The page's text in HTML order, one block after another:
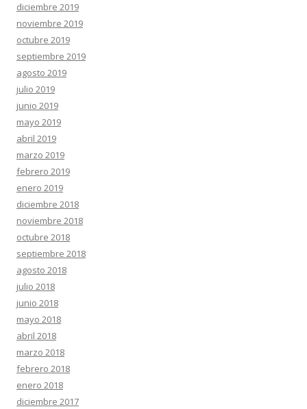
diciembre 2019
noviembre 2019
octubre 2019
septiembre 2019
agosto 2019
julio 2019
junio 2019
mayo 2019
abril 2019
marzo 2019
febrero 2019
enero 2019
diciembre 2018
noviembre 2018
octubre 2018
septiembre 2018
agosto 2018
julio 2018
junio 2018
mayo 2018
abril 2018
marzo 2018
febrero 2018
enero 2018
diciembre 2017